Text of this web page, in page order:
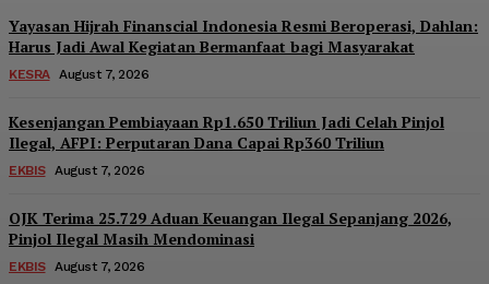
Yayasan Hijrah Finanscial Indonesia Resmi Beroperasi, Dahlan:
Harus Jadi Awal Kegiatan Bermanfaat bagi Masyarakat
KESRA August 7, 2026
Kesenjangan Pembiayaan Rp1.650 Triliun Jadi Celah Pinjol
Ilegal, AFPI: Perputaran Dana Capai Rp360 Triliun
EKBIS August 7, 2026
OJK Terima 25.729 Aduan Keuangan Ilegal Sepanjang 2026,
Pinjol Ilegal Masih Mendominasi
EKBIS August 7, 2026